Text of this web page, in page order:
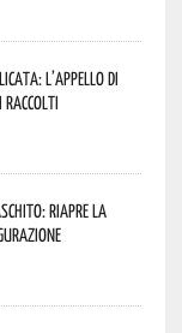
l’appello di
raccolti
riapre la